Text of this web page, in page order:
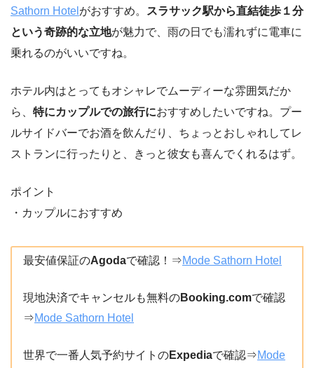
Sathorn Hotel がおすすめ。
スラサック駅から直結徒歩１分
という奇跡的な立地が魅力で、雨の日でも濡れずに電車に
乗れるのがいいですね。
ホテル内はとってもオシャレでムーディーな雰囲気だか
ら、 特にカップルでの旅行におすすめしたいですね。プー
ルサイドバーでお酒を飲んだり、ちょっとおしゃれしてレ
ストランに行ったりと、きっと彼女も喜んでくれるはず。
ポイント
・カップルにおすすめ
最安値保証のAgodaで確認！⇒Mode Sathorn Hotel
現地決済でキャンセルも無料のBooking.comで確認
⇒Mode Sathorn Hotel
世界で一番人気予約サイトのExpediaで確認⇒Mode